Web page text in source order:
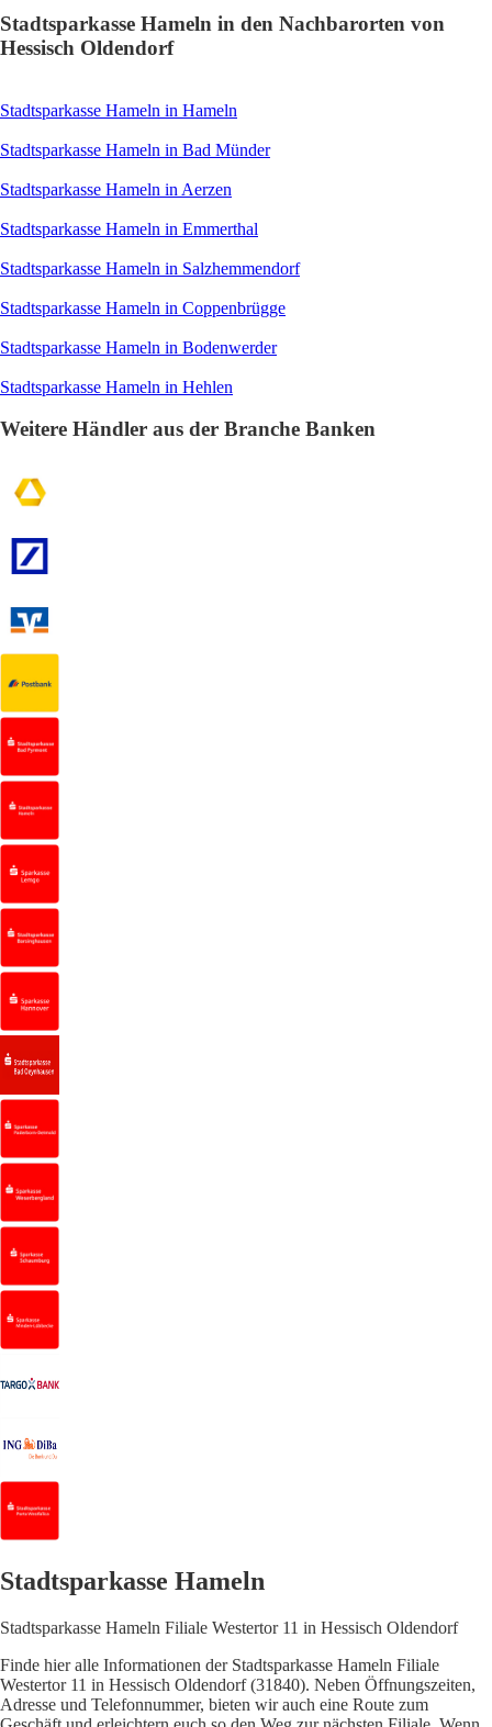
Stadtsparkasse Hameln in den Nachbarorten von
Hessisch Oldendorf
Stadtsparkasse Hameln in Hameln
Stadtsparkasse Hameln in Bad Münder
Stadtsparkasse Hameln in Aerzen
Stadtsparkasse Hameln in Emmerthal
Stadtsparkasse Hameln in Salzhemmendorf
Stadtsparkasse Hameln in Coppenbrügge
Stadtsparkasse Hameln in Bodenwerder
Stadtsparkasse Hameln in Hehlen
Weitere Händler aus der Branche Banken
Stadtsparkasse Hameln
Stadtsparkasse Hameln Filiale Westertor 11 in Hessisch Oldendorf
Finde hier alle Informationen der Stadtsparkasse Hameln Filiale
Westertor 11 in Hessisch Oldendorf (31840). Neben Öffnungszeiten,
Adresse und Telefonnummer, bieten wir auch eine Route zum